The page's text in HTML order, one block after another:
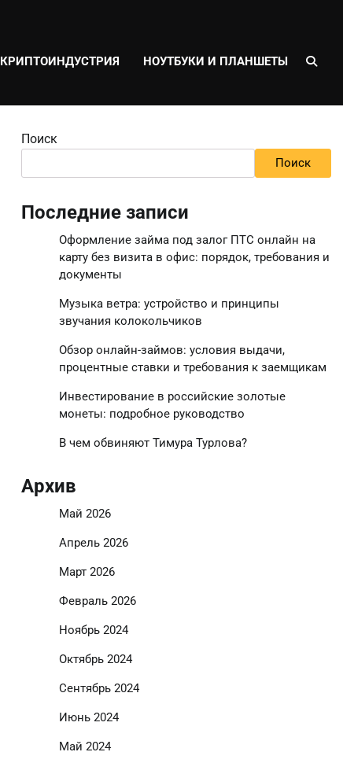
КРИПТОИНДУСТРИЯ НОУТБУКИ И ПЛАНШЕТЫ
Поиск
Поиск
Последние записи
Оформление займа под залог ПТС онлайн на
карту без визита в офис: порядок, требования и
документы
Музыка ветра: устройство и принципы
звучания колокольчиков
Обзор онлайн-займов: условия выдачи,
процентные ставки и требования к заемщикам
Инвестирование в российские золотые
монеты: подробное руководство
В чем обвиняют Тимура Турлова?
Архив
Май 2026
Апрель 2026
Март 2026
Февраль 2026
Ноябрь 2024
Октябрь 2024
Сентябрь 2024
Июнь 2024
Май 2024